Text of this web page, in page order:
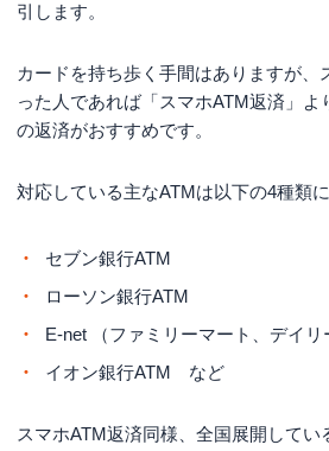
引します。
カードを持ち歩く手間はありますが、
った人であれば「スマホATM返済」
の返済がおすすめです。
対応している主なATMは以下の4種類に
セブン銀行ATM
ローソン銀行ATM
E-net （ファミリーマート、デイリ
イオン銀行ATM など
スマホATM返済同様、全国展開してい